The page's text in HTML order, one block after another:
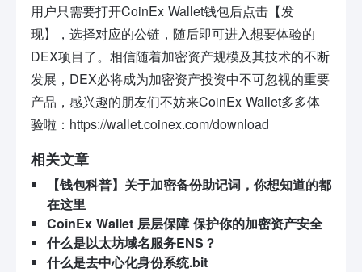
用户只需要打开CoinEx Wallet钱包后点击【发
现】，选择对应的公链，随后即可进入想要体验的
DEX项目了。相信随着加密资产规模及其技术的不断
发展，DEX必将成为加密资产投资中不可忽视的重要
产品，感兴趣的朋友们不妨来CoinEx Wallet多多体
验啦： https://wallet.coinex.com/download
相关文章
【钱包科普】关于加密备份助记词，你想知道的都
在这里
CoinEx Wallet 层层保障 保护你的加密资产安全
什么是以太坊域名服务ENS？
什么是去中心化身份系统.bit